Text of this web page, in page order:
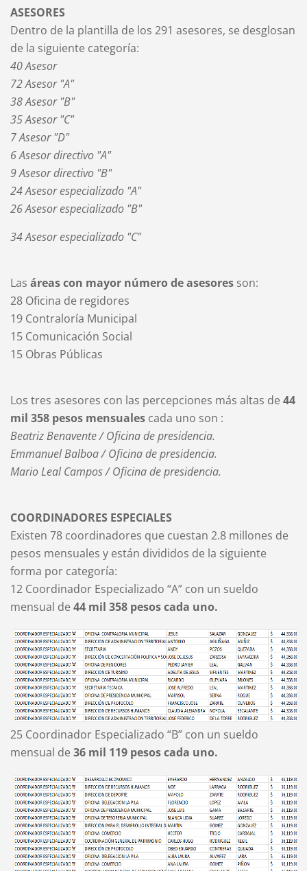
ASESORES
Dentro de la plantilla de los 291 asesores, se desglosan
de la siguiente categoría:
40 Asesor
72 Asesor "A"
38 Asesor "B"
35 Asesor "C"
7 Asesor "D"
6 Asesor directivo "A"
9 Asesor directivo "B"
24 Asesor especializado "A"
26 Asesor especializado "B"
34 Asesor especializado "C"
Las áreas con mayor número de asesoresson:
28 Oficina de regidores
19 Contraloría Municipal
15 Comunicación Social
15 Obras Públicas
Los tres asesores con las percepciones más altas de 44
mil 358 pesos mensualescada uno son :
Beatriz Benavente / Oficina de presidencia.
Emmanuel Balboa / Oficina de presidencia.
Mario Leal Campos / Oficina de presidencia.
COORDINADORES ESPECIALES
Existen 78 coordinadores que cuestan 2.8 millones de
pesos mensuales y están divididos de la siguiente
forma por categoría:
12 Coordinador Especializado “A” con un sueldo
mensual de 44 mil 358 pesos cada uno.
25 Coordinador Especializado “B” con un sueldo
mensual de 36 mil 119 pesos cada uno.